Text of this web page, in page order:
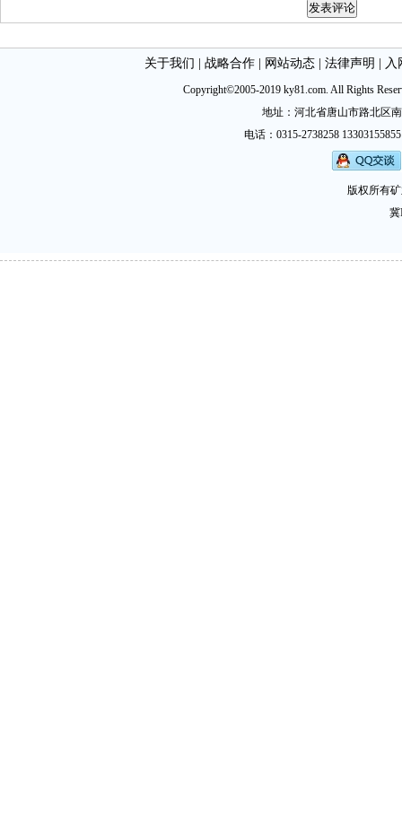
关于我们 战略合作| 网站动态| 法律声明 入
Copyright©2005-2019 ky81.com. All Rights
地址：河北省唐山市路北区
电话：0315-2738258
版权所有
冀